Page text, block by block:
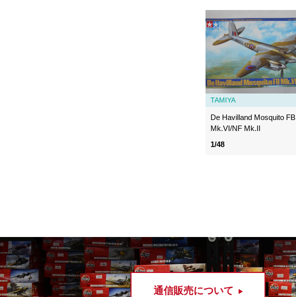
TAMIYA
De Havilland Mosquito FB
Mk.VI/NF Mk.II
1/48
通信販売について